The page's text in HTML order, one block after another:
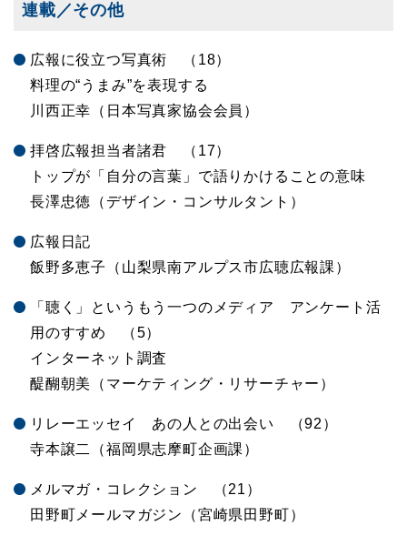
連載／その他
広報に役立つ写真術 （18）
料理の“うまみ”を表現する
川西正幸（日本写真家協会会員）
拝啓広報担当者諸君 （17）
トップが「自分の言葉」で語りかけることの意味
長澤忠徳（デザイン・コンサルタント）
広報日記
飯野多恵子（山梨県南アルプス市広聴広報課）
「聴く」というもう一つのメディア アンケート活
用のすすめ （5）
インターネット調査
醍醐朝美（マーケティング・リサーチャー）
リレーエッセイ あの人との出会い （92）
寺本譲二（福岡県志摩町企画課）
メルマガ・コレクション （21）
田野町メールマガジン（宮崎県田野町）